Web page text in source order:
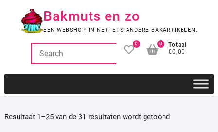
Bakmuts en zo
EEN WEBSHOP IN NET IETS ANDERE BAKARTIKELEN.
0
Totaal
€0,00
0
Resultaat 1–25 van de 31 resultaten wordt getoond